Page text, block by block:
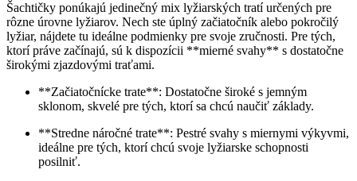
Šachtičky ponúkajú jedinečný mix lyžiarských tratí určených pre
rôzne úrovne lyžiarov. Nech ste úplný začiatočník alebo pokročilý
lyžiar, nájdete tu ideálne podmienky pre svoje zručnosti. Pre tých,
ktorí práve začínajú, sú k dispozícii **mierné svahy** s dostatočne
širokými zjazdovými traťami.
**Začiatočnícke trate**: Dostatočne široké s jemným
sklonom, skvelé pre tých, ktorí sa chcú naučiť základy.
**Stredne náročné trate**: Pestré svahy s miernymi výkyvmi,
ideálne pre tých, ktorí chcú svoje lyžiarske schopnosti
posilniť.